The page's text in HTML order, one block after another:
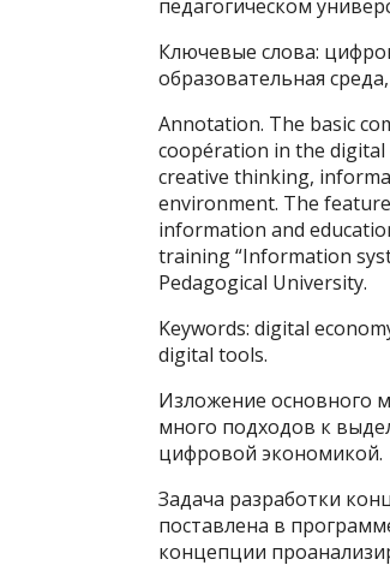
педагогическом
Ключевые слова:
образовательная
Annotation. The basic
coopération in the
creative thinking,
environment. The
information and
training “Information
Pedagogical University.
Keywords: digital
digital tools.
Изложение основного
много подходов к
цифровой экономикой.
Задача разработки
поставлена в
концепции